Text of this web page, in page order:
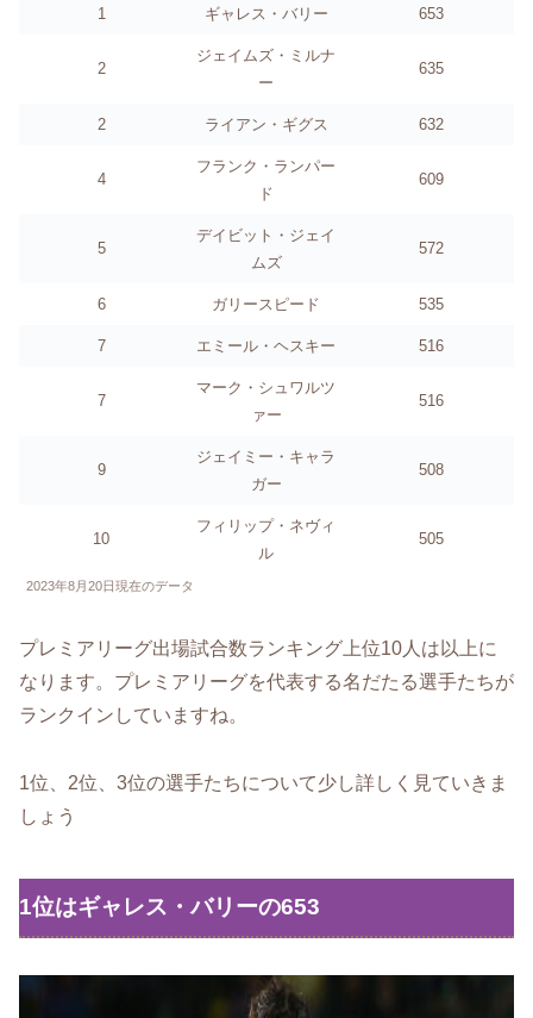
1 ギャレス・バリー 653
2
ジェイムズ・ミルナ
ー
635
2 ライアン・ギグス 632
4
フランク・ランパー
ド
609
5
デイビット・ジェイ
ムズ
572
6 ガリースピード 535
7 エミール・ヘスキー 516
7
マーク・シュワルツ
ァー
516
9
ジェイミー・キャラ
ガー
508
10
フィリップ・ネヴィ
ル
505
2023年8月20日現在のデータ
プレミアリーグ出場試合数ランキング上位10人は以上に
なります。プレミアリーグを代表する名だたる選手たちが
ランクインしていますね。
1位、2位、3位の選手たちについて少し詳しく見ていきま
しょう
1位はギャレス・バリーの653